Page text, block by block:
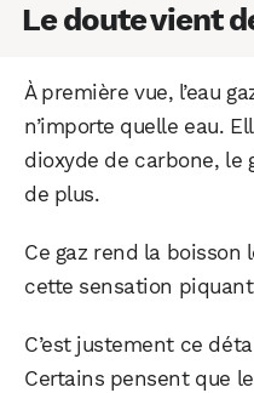
Le doute vient
À première vue, l’eau
n’importe quelle eau.
dioxyde de carbone, le
de plus.
Ce gaz rend la
cette sensation
C’est justement ce
Certains pensent que